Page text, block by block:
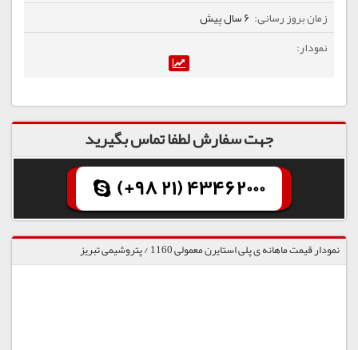
6 سال پیش
جهت سفارش لطفا تماس بگیرید
(+98 21) 43462000
نمودار قیمت ماهانه ی پلی استایرن معمولی 1160 / پتروشیمی تبریز